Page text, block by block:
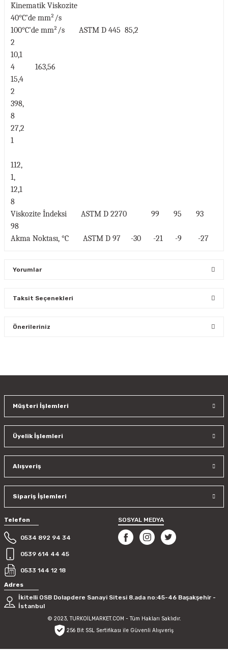
Kinematik Viskozite
40°C’de mm²/s
100°C’de mm²/s ASTM D 445 85,2
2
10,1
4 163,56
15,4
2
398,
8
27,2
1
112,
1,
12,1
8
Viskozite İndeksi ASTM D 2270 99 95 93
98
Akma Noktası, °C ASTM D 97 -30 -21 -9 -27
Yorumlar
Taksit Seçenekleri
Önerileriniz
Ürün resmi kalitesiz, bozuk veya görüntülenemiyor.
Ürün bilgilerinde hatalar bulunuyor.
Bu ürüne benzer farklı alternatifler olmalı.
Gönder
Müşteri İşlemleri
Üyelik İşlemleri
Alışveriş
Sipariş İşlemleri
Telefon
0534 892 94 34
0539 614 44 45
0533 144 12 18
SOSYAL MEDYA
Adres
İkitelli OSB Dolapdere Sanayi Sitesi 8.ada no:45-46 Başakşehir -
İstanbul
© 2023, TURKOİLMARKET.COM - Tüm Hakları Saklıdır.
256 Bit SSL Sertifikası ile Güvenli Alışveriş